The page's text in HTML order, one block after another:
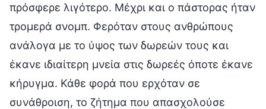
πρόσφερε λιγότερο. Μέχρι και ο πάστορας ήταν
τρομερά σνομπ. Φερόταν στους ανθρώπους
ανάλογα με το ύψος των δωρεών τους και
έκανε ιδιαίτερη μνεία στις δωρεές όποτε έκανε
κήρυγμα. Κάθε φορά που ερχόταν σε
συνάθροιση, το ζήτημα που απασχολούσε